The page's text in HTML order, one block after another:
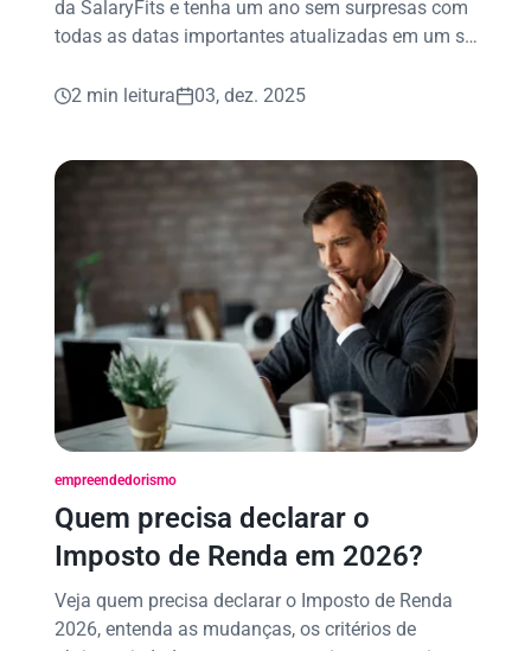
da SalaryFits e tenha um ano sem surpresas com
todas as datas importantes atualizadas em um só
2 min leitura
03, dez. 2025
empreendedorismo
Quem precisa declarar o
Imposto de Renda em 2026?
Veja quem precisa declarar o Imposto de Renda
2026, entenda as mudanças, os critérios de